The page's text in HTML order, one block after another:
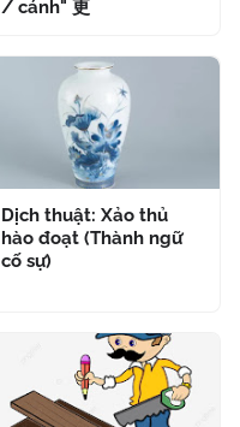
/ cánh" 更
Dịch thuật: Xảo thủ
hào đoạt (Thành ngữ
cố sự)